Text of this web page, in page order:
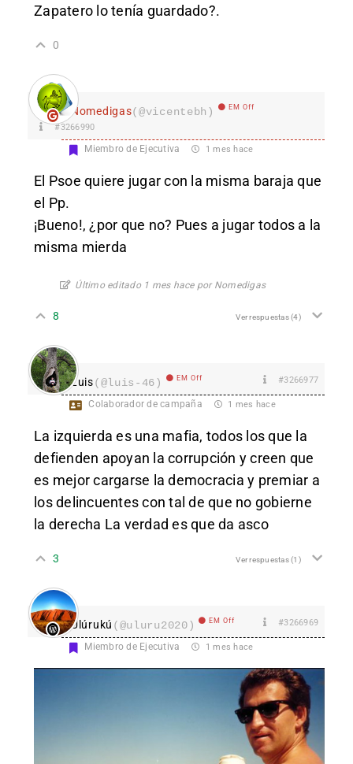
Zapatero lo tenía guardado?.
0
Nomedigas(@vicentebh) EM Off
#3266990
Miembro de Ejecutiva 1 mes hace
El Psoe quiere jugar con la misma baraja que
el Pp.
¡Bueno!, ¿por que no? Pues a jugar todos a la
misma mierda
Último editado 1 mes hace por Nomedigas
8 Ver respuestas(4)
Luis(@luis-46) EM Off #3266977
Colaborador de campaña 1 mes hace
La izquierda es una mafia, todos los que la
defienden apoyan la corrupción y creen que
es mejor cargarse la democracia y premiar a
los delincuentes con tal de que no gobierne
la derecha La verdad es que da asco
3 Ver respuestas(1)
Ulúrukú (@uluru2020) EM Off #3266969
Miembro de Ejecutiva 1 mes hace